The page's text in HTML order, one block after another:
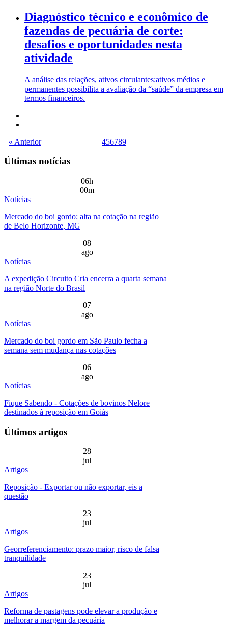
Diagnóstico técnico e econômico de
fazendas de pecuária de corte:
desafios e oportunidades nesta
atividade
A análise das relações, ativos circulantes:ativos médios e
permanentes possibilita a avaliação da “saúde” da empresa em
termos financeiros.
« Anterior 456789
Últimas notícias
06h
00m
Notícias
Mercado do boi gordo: alta na cotação na região
de Belo Horizonte, MG
08
ago
Notícias
A expedição Circuito Cria encerra a quarta semana
na região Norte do Brasil
07
ago
Notícias
Mercado do boi gordo em São Paulo fecha a
semana sem mudança nas cotações
06
ago
Notícias
Fique Sabendo - Cotações de bovinos Nelore
destinados à reposição em Goiás
Últimos artigos
28
jul
Artigos
Reposição - Exportar ou não exportar, eis a
questão
23
jul
Artigos
Georreferenciamento: prazo maior, risco de falsa
tranquilidade
23
jul
Artigos
Reforma de pastagens pode elevar a produção e
melhorar a margem da pecuária